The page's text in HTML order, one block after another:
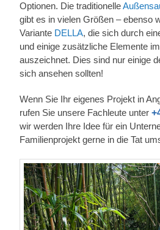
Optionen. Die traditionelle
gibt es in vielen Größen – ebenso
Variante DELLA, die sich durch
und einige zusätzliche Elemente
auszeichnet. Dies sind nur einige
sich ansehen sollten!
Wenn Sie Ihr eigenes Projekt in
rufen Sie unsere Fachleute unter
wir werden Ihre Idee für ein
Familienprojekt gerne in die Tat